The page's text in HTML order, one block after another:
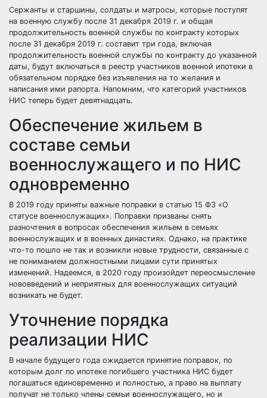
Сержанты и старшины, солдаты и матросы, которые поступят
на военную службу после 31 декабря 2019 г. и общая
продолжительность военной службы по контракту которых
после 31 декабря 2019 г. составит три года, включая
продолжительность военной службы по контракту до указанной
даты, будут включаться в реестр участников военной ипотеки в
обязательном порядке без изъявления на то желания и
написания ими рапорта. Напомним, что категорий участников
НИС теперь будет девятнадцать.
Обеспечение жильем в
составе семьи
военнослужащего и по НИС
одновременно
В 2019 году приняты важные поправки в статью 15 ФЗ «О
статусе военнослужащих». Поправки призваны снять
разночтения в вопросах обеспечения жильем в семьях
военнослужащих и в военных династиях. Однако, на практике
что-то пошло не так и возникли новые трудности, связанные с
не пониманием должностными лицами сути принятых
изменений. Надеемся, в 2020 году произойдет переосмысление
нововведений и неприятных для военнослужащих ситуаций
возникать не будет.
Уточнение порядка
реализации НИС
В начале будущего года ожидается принятие поправок, по
которым долг по ипотеке погибшего участника НИС будет
погашаться единовременно и полностью, а право на выплату
получат не только члены семьи военнослужащего, но и